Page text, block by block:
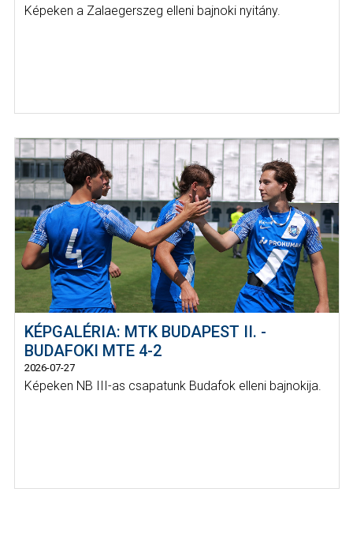
Képeken a Zalaegerszeg elleni bajnoki nyitány.
KÉPGALÉRIA: MTK BUDAPEST II. -
BUDAFOKI MTE 4-2
2026-07-27
Képeken NB III-as csapatunk Budafok elleni bajnokija.